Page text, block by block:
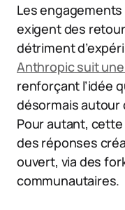
Les engagements
exigent des
détriment
Anthropic suit
renforçant l’idée
désormais autour
Pour autant,
des réponses
ouvert, via des
communautaires.